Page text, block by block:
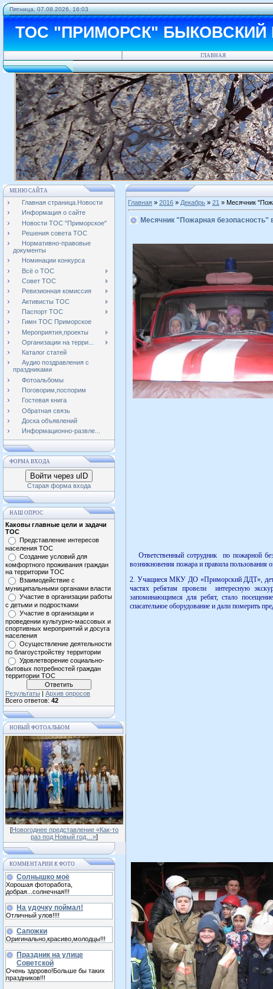
Пятница, 07.08.2026, 16:03
ТОС "ПРИМОРСК"
ГЛАВНАЯ
МЕНЮ САЙТА
Главная страница.Новости
Информация о сайте
Новости ТОС "Приморское"
Решения совета ТОС
Нормативно-правовые
документы
Номинации конкурса
Всё о ТОС
Совет ТОС
Ревизионная комиссия
Активисты ТОС
Паспорт ТОС
Гимн ТОС Приморское
Мероприятия,проекты
Организации на терри...
Каталог статей
Аудио поздравления с
праздниками
Фотоальбомы
Поговорим,поспорим
Гостевая книга
Обратная связь
Доска объявлений
Информационно-развле...
ФОРМА ВХОДА
Войти через uID
Старая форма входа
НАШ ОПРОС
Каковы главные цели и задачи
ТОС
Представление интересов
населения ТОС
Создание условий для
комфортного проживания граждан
на территории ТОС
Взаимодействие с
муниципальными органами власти
Участие в организации работы
с детьми и подростками
Участие в организации и
проведении культурно-массовых и
спортивных мероприятий и досуга
населения
Осуществление деятельности
по благоустройству территории
Удовлетворение социально-
бытовых потребностей граждан
территории ТОС
Результаты | Архив опросов
Всего ответов: 42
НОВЫЙ ФОТОАЛЬБОМ
[Новогоднее представление «Как-то
раз под Новый год…»]
КОММЕНТАРИИ К ФОТО
Солнышко моё
Хорошая фоторабота,
добрая...солнечная!!!
На удочку поймал!
Отличный улов!!!!
Сапожки
Оригинально,красиво,молодцы!!!
Праздник на улице
Советской
Очень здорово!Больше бы таких
праздников!!!
Главная » 2016 » Декабрь » 21 » Месячник
Месячник "Пожарная
Ответственный сотрудник по пожарной
возникновения пожара и правила пользования
2. Учащиеся МКУ ДО «Приморский ДДТ»,
частях ребятам провели интересную
запоминающимся для ребят, стало
спасательное оборудование и дали померить